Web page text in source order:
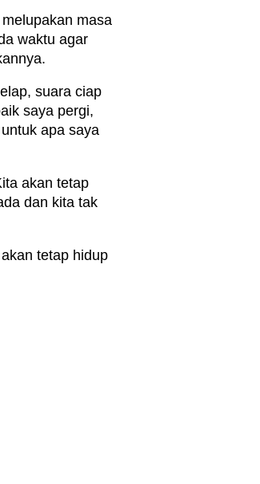
masa
waktu agar
suara ciap
saya pergi,
apa saya
akan tetap
dan kita tak
tetap hidup